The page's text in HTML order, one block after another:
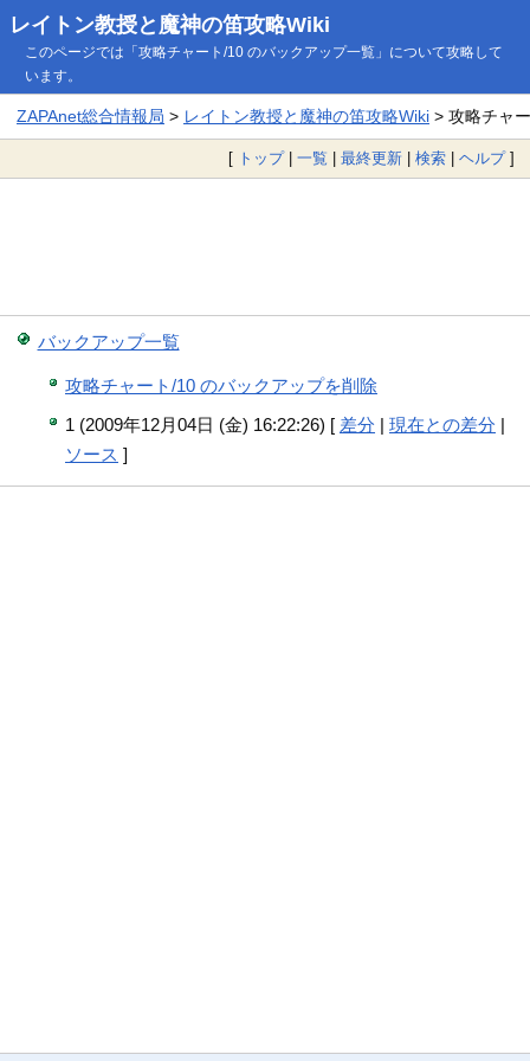
レイトン教授と魔神の笛攻略Wiki
このページでは「攻略チャート/10 のバックアップ一覧」について攻略して
います。
ZAPAnet総合情報局 > レイトン教授と魔神の笛攻略Wiki> 攻略チャ
[ トップ| 一覧 | 最終更新 | 検索 | ヘルプ]
バックアップ一覧
攻略チャート/10 のバックアップを削除
1 (2009年12月04日 (金) 16:22:26) [ 差分 |現在との差分 |
ソース ]